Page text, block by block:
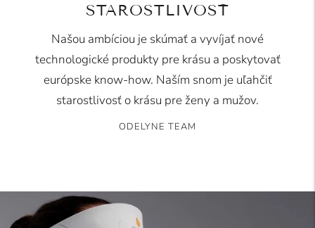
STAROSTLIVOSŤ
Našou ambíciou je skúmať a vyvíjať nové
technologické produkty pre krásu a poskytovať
európske know-how. Naším snom je uľahčiť
starostlivosť o krásu pre ženy a mužov.
ODELYNE TEAM